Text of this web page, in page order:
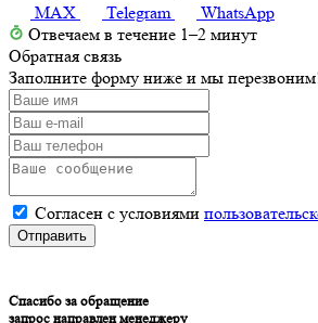
MAX
Telegram
WhatsApp
Отвечаем в течение 1–2 минут
Обратная связь
Заполните форму ниже и мы
Согласен с условиями
Отправить
Спасибо за обращение
запрос направлен менеджеру